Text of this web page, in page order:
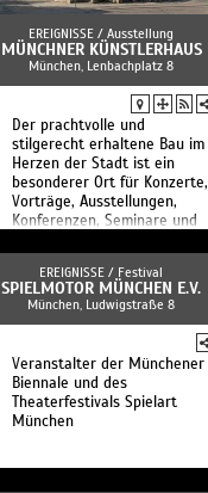
EREIGNISSE / Ausstellung
MÜNCHNER KÜNSTLERHAUS
München, Lenbachplatz 8
Der prachtvolle und
stilgerecht erhaltene Bau im
Herzen der Stadt ist ein
besonderer Ort für Konzerte,
Vorträge, Ausstellungen,
Konferenzen, Seminare und
EREIGNISSE / Festival
SPIELMOTOR MÜNCHEN E.V.
München, Ludwigstraße 8
Veranstalter der Münchener
Biennale und des
Theaterfestivals Spielart
München